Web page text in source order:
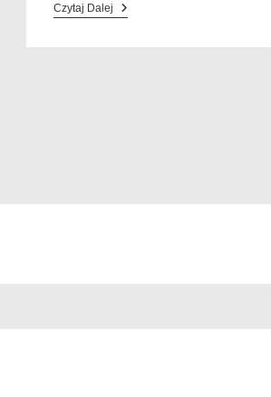
Czytaj Dalej